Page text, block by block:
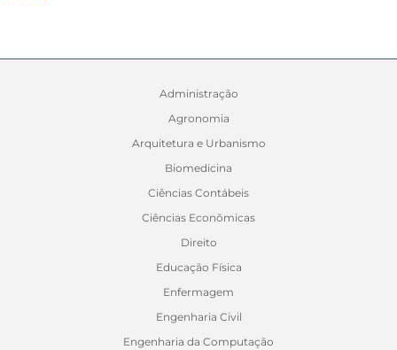
Administração
Agronomia
Arquitetura e Urbanismo
Biomedicina
Ciências Contábeis
Ciências Econômicas
Direito
Educação Física
Enfermagem
Engenharia Civil
Engenharia da Computação